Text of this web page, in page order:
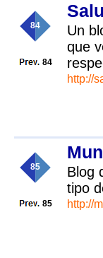
84
84
Un
que
http://
85
85
Blog
tipo
http://